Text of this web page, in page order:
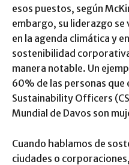
esos puestos, según
embargo, su liderazgo se
en la agenda climática y
sostenibilidad
manera notable. Un
60% de las personas que
Sustainability Officers
Mundial de Davos son
Cuando hablamos de
ciudades o